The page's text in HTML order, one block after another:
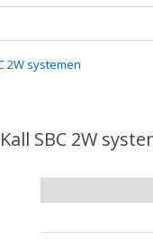
2W systemen
SBC 2W